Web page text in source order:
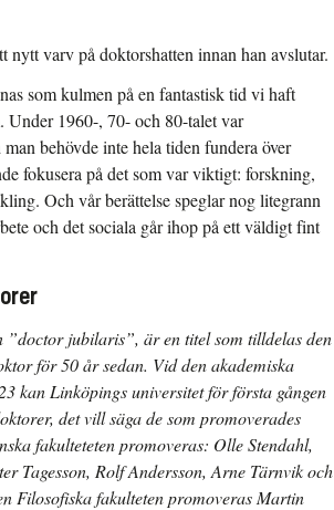
nytt varv på doktorshatten innan han avslutar.
som kulmen på en fantastisk tid vi haft
Under 1960-, 70- och 80-talet var
behövde inte hela tiden fundera över
fokusera på det som var viktigt: forskning,
Och vår berättelse speglar nog litegrann
och det sociala går ihop på ett väldigt fint
”doctor jubilaris”, är en titel som tilldelas den
för 50 år sedan. Vid den akademiska
kan Linköpings universitet för första gången
det vill säga de som promoverades
fakulteteten promoveras: Olle Stendahl,
Tagesson, Rolf Andersson, Arne Tärnvik och
Filosofiska fakulteten promoveras Martin